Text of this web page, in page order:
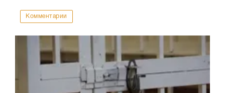
Комментарии